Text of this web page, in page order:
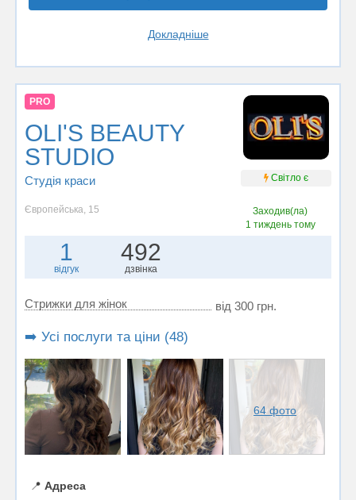
Докладніше
PRO
OLI'S BEAUTY
STUDIO
Студія краси Світло є
Європейська, 15
Заходив(ла)
1 тиждень тому
1
відгук
492
дзвінка
Стрижки для жінок від 300 грн.
➡️ Усі послуги та ціни (48)
64 фото
📍 Адреса